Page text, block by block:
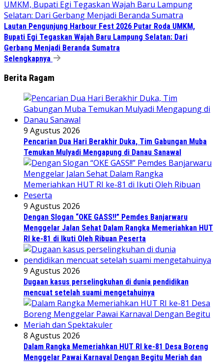
Lautan Pengunjung Harbour Fest 2026 Putar Roda UMKM,
Bupati Egi Tegaskan Wajah Baru Lampung Selatan: Dari
Gerbang Menjadi Beranda Sumatra
Selengkapnya
Berita Ragam
9 Agustus 2026
Pencarian Dua Hari Berakhir Duka, Tim Gabungan Muba
Temukan Mulyadi Mengapung di Danau Sanawal
9 Agustus 2026
Dengan Slogan “OKE GASS!!” Pemdes Banjarwaru
Menggelar Jalan Sehat Dalam Rangka Memeriahkan HUT
RI ke-81 di Ikuti Oleh Ribuan Peserta
9 Agustus 2026
Dugaan kasus perselingkuhan di dunia pendidikan
mencuat setelah suami mengetahuinya
8 Agustus 2026
Dalam Rangka Memeriahkan HUT RI ke-81 Desa Boreng
Menggelar Pawai Karnaval Dengan Begitu Meriah dan